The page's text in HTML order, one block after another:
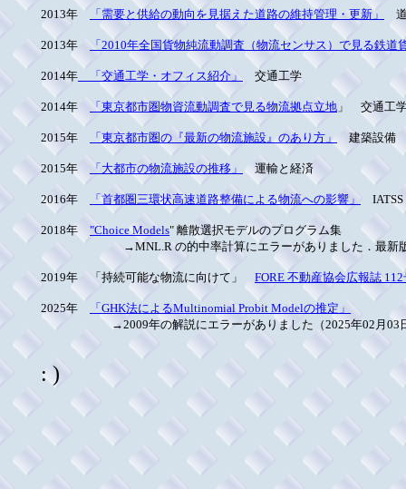
2013年 「需要と供給の動向を見据えた道路の維持管理・更新」
2013年 「2010年全国貨物純流動調査（物流センサス）で見る鉄道
2014年 「交通工学・オフィス紹介」 交通工学
2014年 「東京都市圏物資流動調査で見る物流拠点立地 」 交通工
2015年 「東京都市圏の『最新の物流施設』のあり方」 建築設備
2015年 「大都市の物流施設の推移」 運輸と経済
2016年 「首都圏三環状高速道路整備による物流への影響」 IATSS
2018年 "Choice Models" 離散選択モデルのプログラム集
→MNL.R の的中率計算にエラーがありました．最新版を
2019年 「持続可能な物流に向けて」 FORE 不動産協会広報誌 112
2025年
「GHK法によるMultinomial Probit Modelの推定」
→2009年の解説にエラーがありました（2025年02月03
: )